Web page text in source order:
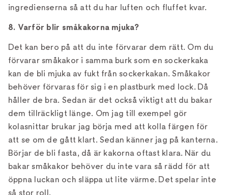
ingredienserna så att du har luften och fluffet kvar.
8. Varför blir småkakorna mjuka?
Det kan bero på att du inte förvarar dem rätt. Om du
förvarar småkakor i samma burk som en sockerkaka
kan de bli mjuka av fukt från sockerkakan. Småkakor
behöver förvaras för sig i en plastburk med lock. Då
håller de bra. Sedan är det också viktigt att du bakar
dem tillräckligt länge. Om jag till exempel gör
kolasnittar brukar jag börja med att kolla färgen för
att se om de gått klart. Sedan känner jag på kanterna.
Börjar de bli fasta, då är kakorna oftast klara. När du
bakar småkakor behöver du inte vara så rädd för att
öppna luckan och släppa ut lite värme. Det spelar inte
så stor roll.